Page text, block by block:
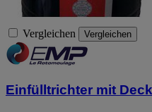
Vergleichen Vergleichen
Einfülltrichter mit